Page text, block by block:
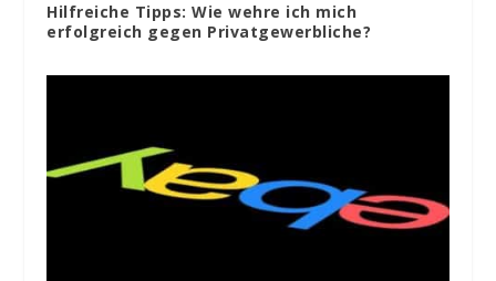
Hilfreiche Tipps: Wie wehre ich mich
erfolgreich gegen Privatgewerbliche?